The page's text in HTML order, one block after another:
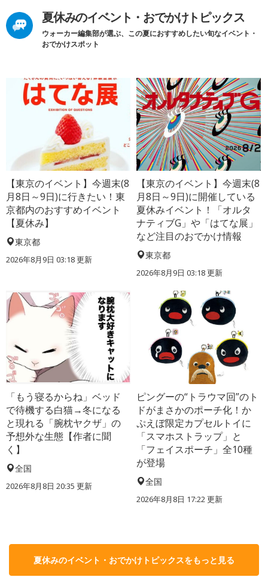
夏休みのイベント・おでかけトピックス
ウォーカー編集部が選ぶ、この夏におすすめしたい旬なイベント・
おでかけスポット
【東京のイベント】今週末(8
月8日～9日)に行きたい！東
京都内のおすすめイベント
【夏休み】
東京都
2026年8月9日 03:18更新
【東京のイベント】今週末(8
月8日～9日)に開催している
夏休みイベント！「オルタ
ナティブG」や「はてな展」
など注目のおでかけ情報
東京都
2026年8月9日 03:18更新
「もう寝るからね」ベッド
で待機する白猫→冬になる
と現れる「腕枕ヤクザ」の
予想外な生態【作者に聞
く】
全国
2026年8月8日 20:35 更新
ピングーの“トラウマ回”のト
ドがまさかのポーチ化！か
ぷえぼ限定カプセルトイに
「スマホストラップ」と
「フェイスポーチ」全10種
が登場
全国
2026年8月8日 17:22更新
夏休みのイベント・おでかけトピックスをもっと見る